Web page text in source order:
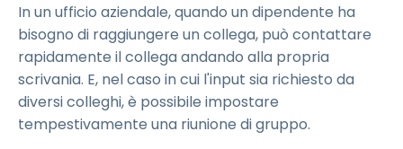
In un ufficio aziendale, quando un dipendente ha
bisogno di raggiungere un collega, può contattare
rapidamente il collega andando alla propria
scrivania. E, nel caso in cui l'input sia richiesto da
diversi colleghi, è possibile impostare
tempestivamente una riunione di gruppo.